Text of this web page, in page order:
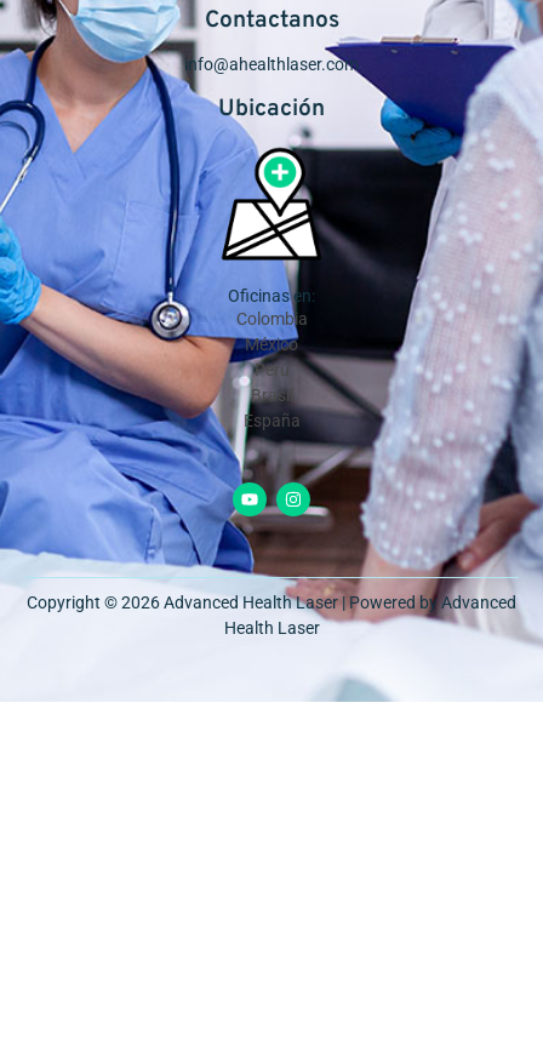
Contactanos
info@ahealthlaser.com
Ubicación
Oficinas en:
Colombia
México
Perú
Brasil
España
Copyright © 2026 Advanced Health Laser | Powered by Advanced
Health Laser